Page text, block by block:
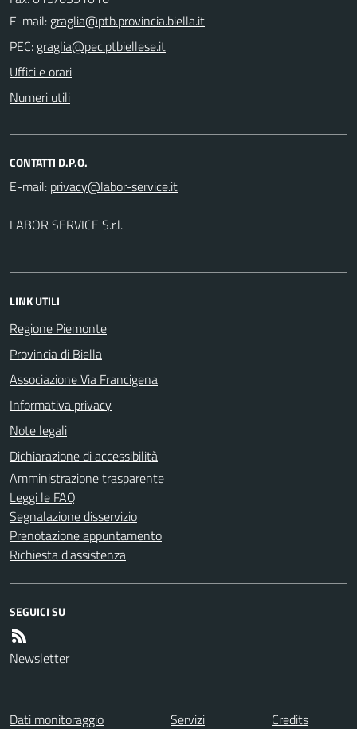
E-mail:
PEC:
Uffici e orari
Numeri utili
CONTATTI D.P.O.
E-mail:
LABOR SERVICE S.r.l.
LINK UTILI
Regione Piemonte
Provincia di Biella
Associazione Via Francigena
Informativa privacy
Note legali
Dichiarazione di accessibilità
Amministrazione trasparente
Leggi le FAQ
Segnalazione disservizio
Prenotazione appuntamento
Richiesta d'assistenza
SEGUICI SU
Newsletter
Dati monitoraggio Servizi
Credits